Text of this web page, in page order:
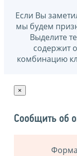
Если Вы
мы будем
Выделите
содержит
комбинацию
×
Сообщить об